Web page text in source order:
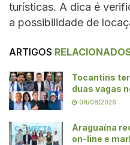
turísticas. A dica é
a possibilidade de
ARTIGOS
Tocantins
duas vagas
08/08/2026
Araguaína
on-line e